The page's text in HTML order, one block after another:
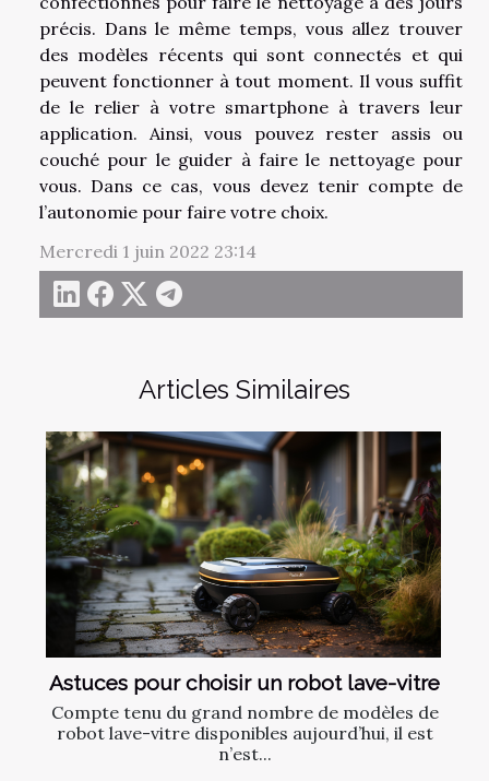
Articles Similaires
Astuces pour choisir un robot lave-vitre
Compte tenu du grand nombre de modèles de
robot lave-vitre disponibles aujourd’hui, il est
n’est...
précis. Dans le même temps, vous allez trouver
des modèles récents qui sont connectés et qui
peuvent fonctionner à tout moment. Il vous suffit
de le relier à votre smartphone à travers leur
application. Ainsi, vous pouvez rester assis ou
couché pour le guider à faire le nettoyage pour
vous. Dans ce cas, vous devez tenir compte de
l’autonomie pour faire votre choix.
Mercredi 1 juin 2022 23:14